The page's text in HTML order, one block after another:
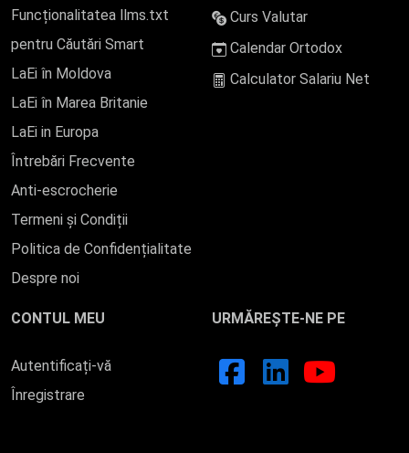
Funcționalitatea llms.txt
pentru Căutări Smart
LaEi în Moldova
LaEi în Marea Britanie
LaEi in Europa
Întrebări Frecvente
Anti-escrocherie
Termeni și Condiții
Politica de Confidențialitate
Despre noi
Curs Valutar
Calendar Ortodox
Calculator Salariu Net
CONTUL MEU
Autentificați-vă
Înregistrare
URMĂREȘTE-NE PE